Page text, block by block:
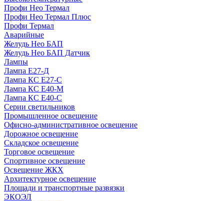
Профи Нео Термал
Профи Нео Термал Плюс
Профи Термал
Аварийные
Желудь Нео БАП
Желудь Нео БАП Датчик
Лампы
Лампа Е27-Д
Лампа КС Е27-С
Лампа КС Е40-М
Лампа КС Е40-С
Серии светильников
Промышленное освещение
Офисно-административное освещение
Дорожное освещение
Складское освещение
Торговое освещение
Спортивное освещение
Освещение ЖКХ
Архитектурное освещение
Площади и транспортные развязки
ЭКОЭЛ